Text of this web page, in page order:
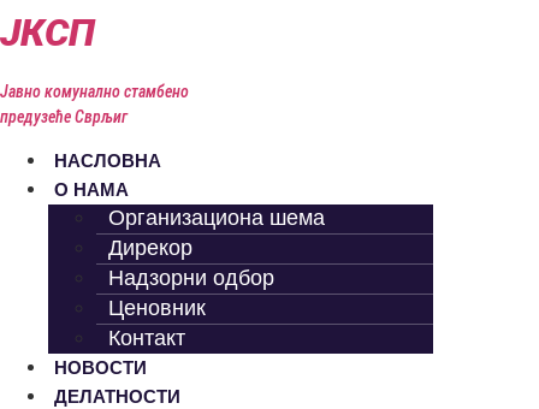
на
ЈКСП
Јавно комунално стамбено
предузеће Сврљиг
НАСЛОВНА
О НАМА
Организациона шема
Дирекор
Надзорни одбор
Ценовник
Контакт
НОВОСТИ
ДЕЛАТНОСТИ